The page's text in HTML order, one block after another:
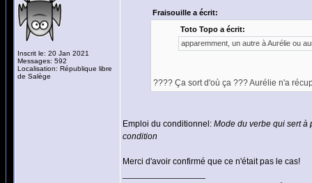
Inscrit le: 20 Jan 2021
Messages: 592
Localisation: République libre
de Salège
Fraisouille a écrit:
Toto Topo a écrit:
apparemment, un autre à Aurélie ou
???? Ça sort d'où ça ??? Aurélie n'a
Emploi du conditionnel: Mode du verbe qui sert à
condition
Merci d'avoir confirmé que ce n'était pas le cas!